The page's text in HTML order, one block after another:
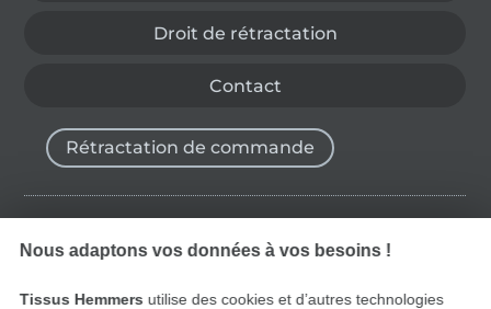
Droit de rétractation
Contact
Rétractation de commande
Trouvez plus d’idées
Nous adaptons vos données à vos besoins !
Tissus Hemmers utilise des cookies et d’autres technologies